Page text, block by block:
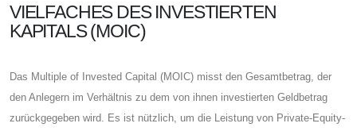
VIELFACHES DES INVESTIERTEN
KAPITALS (MOIC)
Das Multiple of Invested Capital (MOIC) misst den Gesamtbetrag, der
den Anlegern im Verhältnis zu dem von ihnen investierten Geldbetrag
zurückgegeben wird. Es ist nützlich, um die Leistung von Private-Equity-